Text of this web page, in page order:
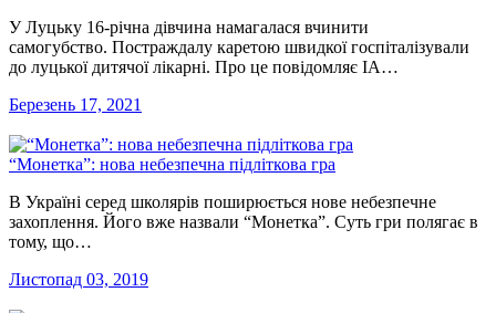
У Луцьку 16-річна дівчина намагалася вчинити
самогубство. Постраждалу каретою швидкої госпіталізували
до луцької дитячої лікарні. Про це повідомляє ІА…
Березень 17, 2021
“Монетка”: нова небезпечна підліткова гра
В Україні серед школярів поширюється нове небезпечне
захоплення. Його вже назвали “Монетка”. Суть гри полягає в
тому, що…
Листопад 03, 2019